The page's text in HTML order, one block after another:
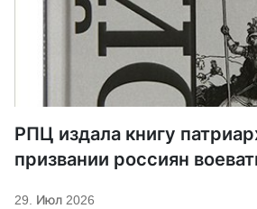
РПЦ издала книгу
призвании россиян
29. Июл 2026